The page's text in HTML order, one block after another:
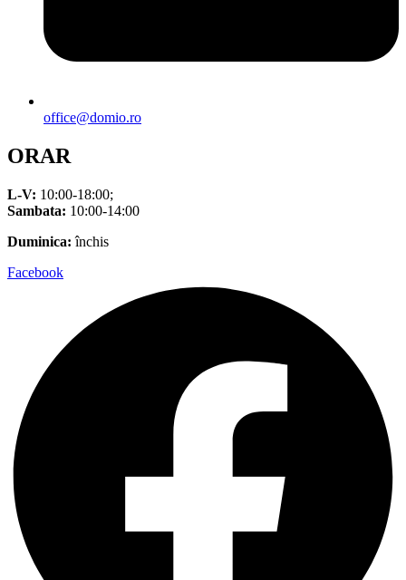
office@domio.ro
ORAR
L-V: 10:00-18:00;
Sambata: 10:00-14:00
Duminica: închis
Facebook